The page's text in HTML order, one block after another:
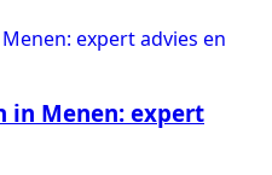
in Menen: expert